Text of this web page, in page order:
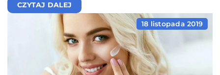
CZYTAJ DALEJ
18 listopada 2019